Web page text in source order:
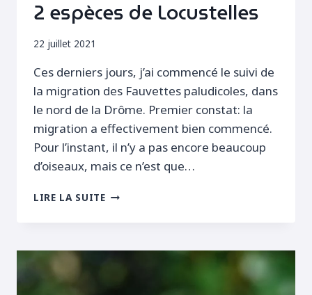
2 espèces de Locustelles
22 juillet 2021
Ces derniers jours, j’ai commencé le suivi de
la migration des Fauvettes paludicoles, dans
le nord de la Drôme. Premier constat: la
migration a effectivement bien commencé.
Pour l’instant, il n’y a pas encore beaucoup
d’oiseaux, mais ce n’est que…
LIRE LA SUITE2